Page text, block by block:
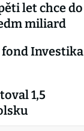
let chce do
miliard
fond Investika
1,5